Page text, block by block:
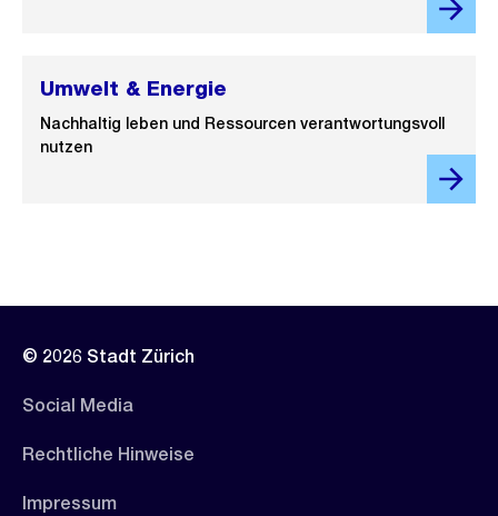
Umwelt & Energie
Nachhaltig leben und Ressourcen verantwortungsvoll
nutzen
© 2026 Stadt Zürich
Social Media
Rechtliche Hinweise
Impressum